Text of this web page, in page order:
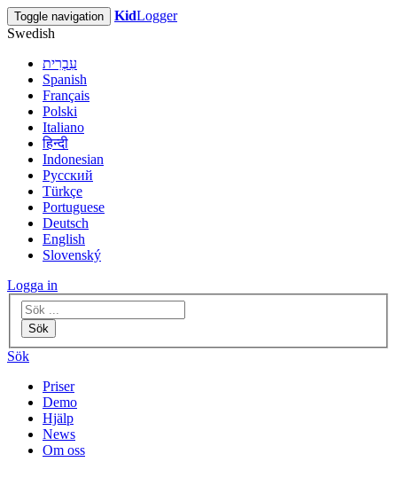
Toggle navigation KidLogger
Swedish
עִבְרִית
Spanish
Français
Polski
Italiano
हिन्दी
Indonesian
Русский
Türkçe
Portuguese
Deutsch
English
Slovenský
Logga in
Sök
Sök
Priser
Demo
Hjälp
News
Om oss